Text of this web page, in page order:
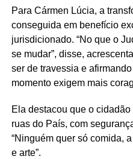
Para Cármen Lúcia, a
conseguida em benefício
jurisdicionado. “No que o
se mudar”, disse,
ser de travessia e
momento exigem mais
Ela destacou que o
ruas do País, com
“Ninguém quer só comida,
e arte”.